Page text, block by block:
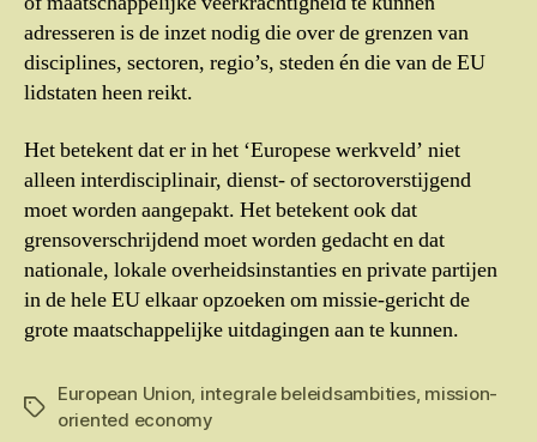
adresseren is de inzet nodig die over de grenzen van
disciplines, sectoren, regio’s, steden én die van de EU
lidstaten heen reikt.
Het betekent dat er in het ‘Europese werkveld’ niet
alleen interdisciplinair, dienst- of sectoroverstijgend
moet worden aangepakt. Het betekent ook dat
grensoverschrijdend moet worden gedacht en dat
nationale, lokale overheidsinstanties en private partijen
in de hele EU elkaar opzoeken om missie-gericht de
grote maatschappelijke uitdagingen aan te kunnen.
Tags
European Union integrale beleidsambities, mission-
oriented economy